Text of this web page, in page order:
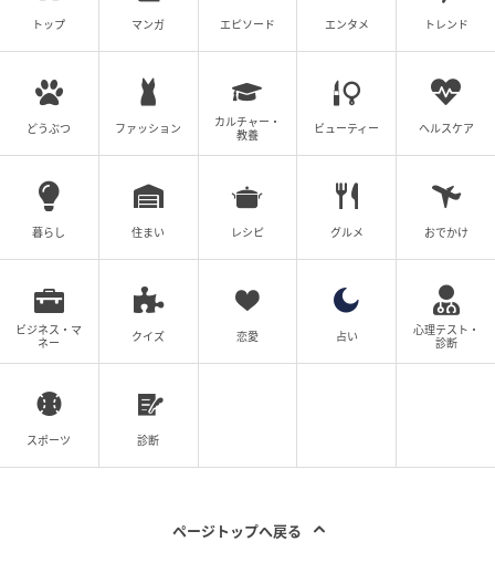
トップ マンガ エピソード エンタメ トレンド
どうぶつ ファッション
カルチャー・
教養
ビューティー ヘルスケア
暮らし 住まい レシピ グルメ おでかけ
ビジネス・マ
ネー
クイズ 恋愛 占い
心理テスト・
診断
スポーツ 診断
ページトップへ戻る